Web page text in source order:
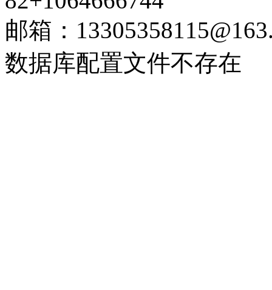
邮箱：
数据库配置文件不存在